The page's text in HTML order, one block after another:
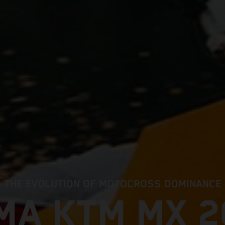
THE EVOLUTION OF MOTOCROSS DOMINANCE
KTM MX